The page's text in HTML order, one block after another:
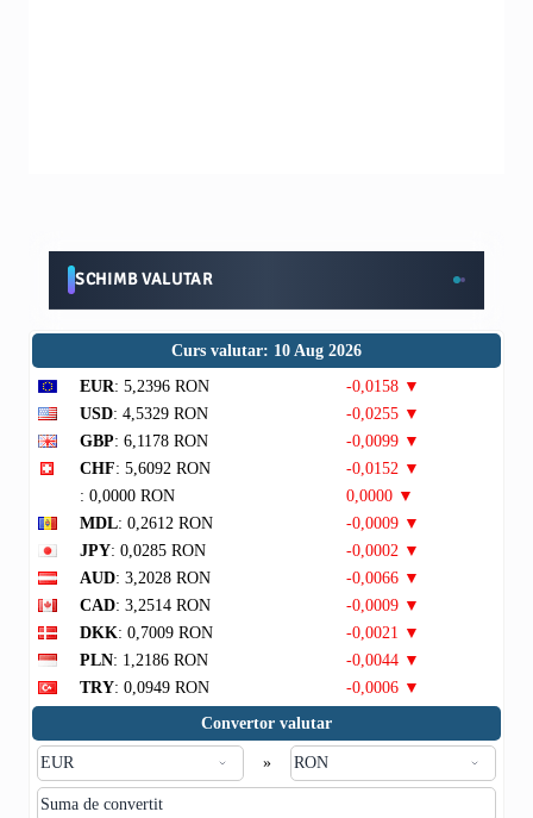
SCHIMB VALUTAR
Curs valutar: 10 Aug 2026
EUR: 5,2396 RON
-0,0158 ▼
USD: 4,5329 RON
-0,0255 ▼
GBP: 6,1178 RON
-0,0099 ▼
CHF: 5,6092 RON
-0,0152 ▼
: 0,0000 RON
0,0000 ▼
MDL: 0,2612 RON
-0,0009 ▼
JPY: 0,0285 RON
-0,0002 ▼
AUD: 3,2028 RON
-0,0066 ▼
CAD: 3,2514 RON
-0,0009 ▼
DKK: 0,7009 RON
-0,0021 ▼
PLN: 1,2186 RON
-0,0044 ▼
TRY: 0,0949 RON
-0,0006 ▼
Convertor valutar
»